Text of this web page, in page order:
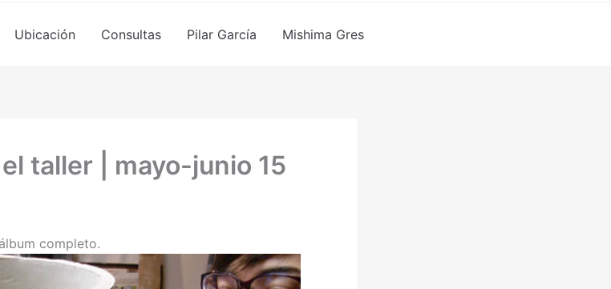
Ubicación Consultas Pilar García Mishima Gres
taller | mayo-junio 15
completo.